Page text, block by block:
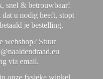
snel & betrouwbaar!
dat u nodig heeft, stopt
je bestelling.
webshop? Stuur
via email.